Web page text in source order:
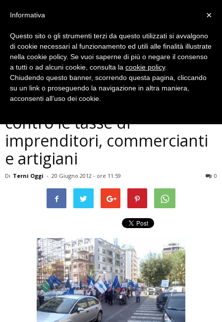
Economia
La marcia contro la crisi e
contro le tasse di
imprenditori, commercianti
e artigiani
Di Terni Oggi - 20 Giugno 2012 - ore 11:59 0
×
Informativa
Questo sito o gli strumenti terzi da questo utilizzati si avvalgono
di cookie necessari al funzionamento ed utili alle finalità illustrate
nella cookie policy. Se vuoi saperne di più o negare il consenso
a tutti o ad alcuni cookie, consulta la cookie policy.
Chiudendo questo banner, scorrendo questa pagina, cliccando
su un link o proseguendo la navigazione in altra maniera,
acconsenti all’uso dei cookie.